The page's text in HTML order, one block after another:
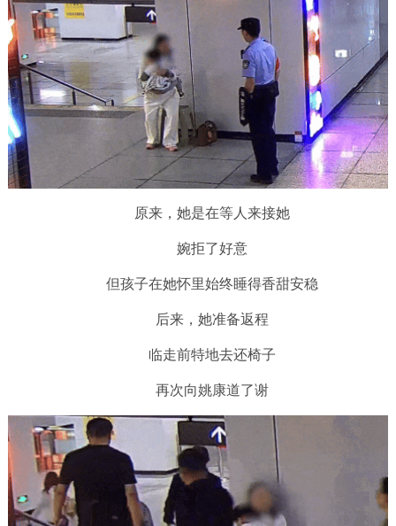
原来，她是在等人来接她
婉拒了好意
但孩子在她怀里始终睡得香甜安稳
后来，她准备返程
临走前特地去还椅子
再次向姚康道了谢